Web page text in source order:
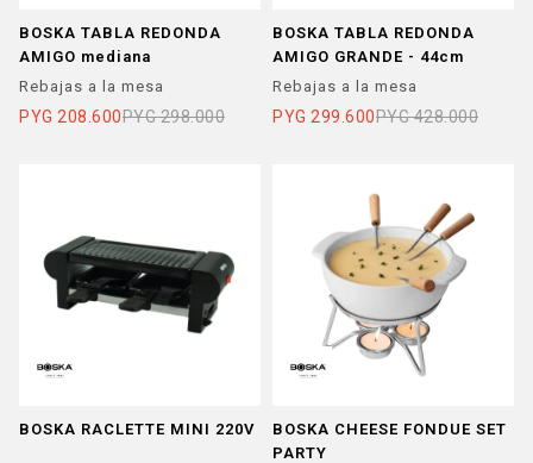
BOSKA TABLA REDONDA
AMIGO mediana
Rebajas a la mesa
PYG 208.600PYG 298.000
BOSKA TABLA REDONDA
AMIGO GRANDE - 44cm
Rebajas a la mesa
PYG 299.600PYG 428.000
BOSKA RACLETTE MINI 220V
BOSKA CHEESE FONDUE SET
PARTY